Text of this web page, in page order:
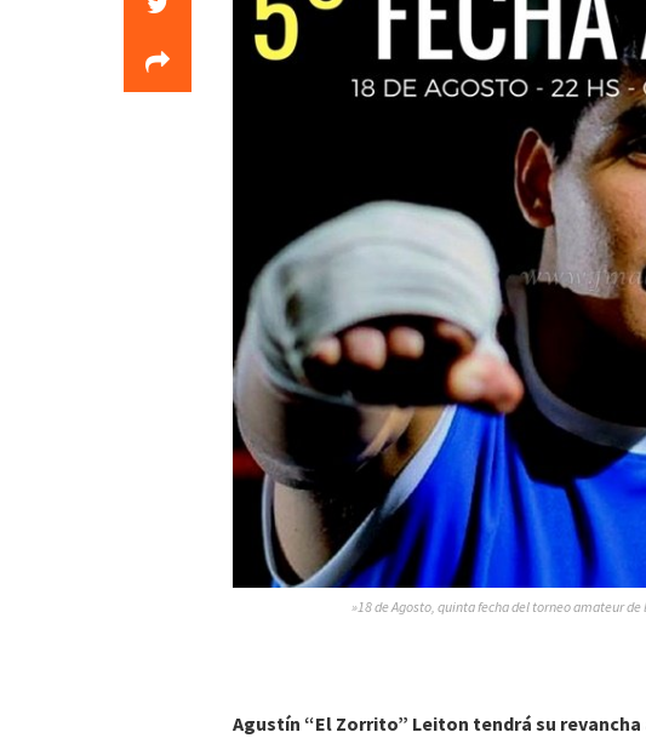
»18 de Agosto, quinta fecha del torneo amateur
Agustín “El Zorrito” Leiton tendrá su